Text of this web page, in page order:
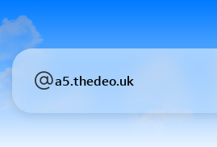
a5.thedeo.uk